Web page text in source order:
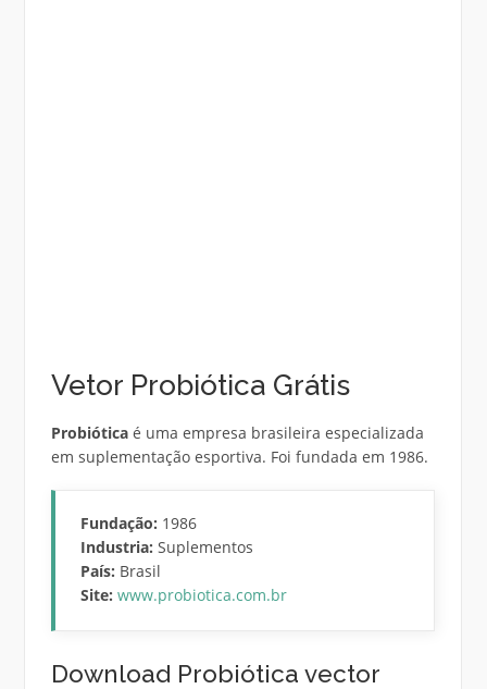
Vetor Probiótica Grátis
Probióticaé uma empresa brasileira especializada
em suplementação esportiva. Foi fundada em 1986.
Fundação: 1986
Industria: Suplementos
País: Brasil
Site: www.probiotica.com.br
Download Probiótica vector